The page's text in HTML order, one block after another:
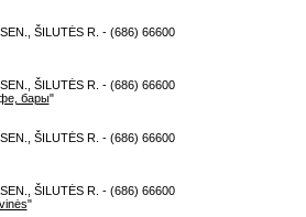
ŠILUTĖS R. - (686) 66600
ŠILUTĖS R. - (686) 66600
бары"
ŠILUTĖS R. - (686) 66600
ŠILUTĖS R. - (686) 66600
"